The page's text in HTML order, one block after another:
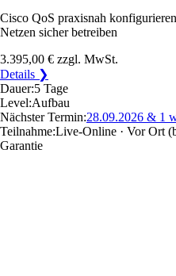
Cisco QoS praxisnah
Netzen sicher betreiben
3.395,00 € zzgl. MwSt.
Details ❯
Dauer:5 Tage
Level:Aufbau
Nächster Termin:28.09.2026 & 1
Teilnahme:Live-Online · Vor Ort
Garantie